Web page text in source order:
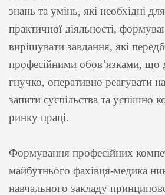
знань та умінь, які необхідні
практичної діяльності,
вирішувати завдання, які
професійними обов’язками, що
гнучко, оперативно реагувати
запити суспільства та успішно
ринку праці.
Формування професійних
майбутнього фахівця-медика
навчального закладу